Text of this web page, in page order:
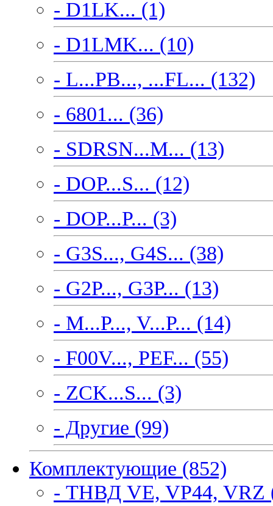
- D1LK... (1)
- D1LMK... (10)
- L...PB..., ...FL... (132)
- 6801... (36)
- SDRSN...M... (13)
- DOP...S... (12)
- DOP...P... (3)
- G3S..., G4S... (38)
- G2P..., G3P... (13)
- M...P..., V...P... (14)
- F00V..., PEF... (55)
- ZCK...S... (3)
- Другие (99)
Комплектующие (852)
- ТНВД VE, VP44, VRZ